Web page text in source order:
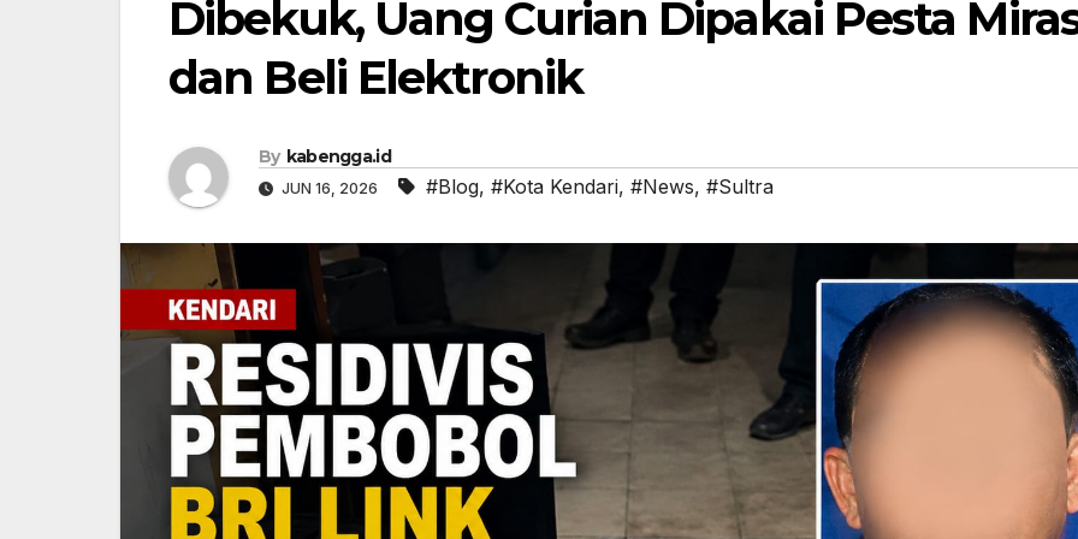
Dibekuk, Uang Curian Dipakai Pesta
dan Beli Elektronik
By kabengga.id
JUN 16, 2026 #Blog, #Kota Kendari, #News, #Sultra